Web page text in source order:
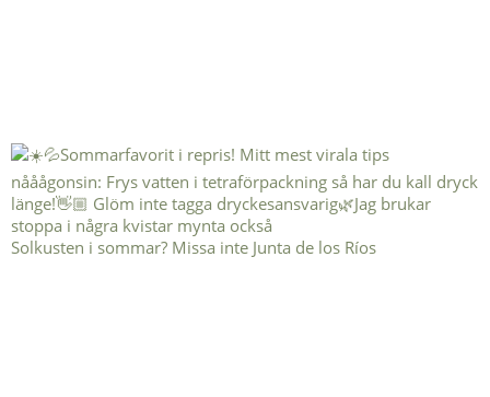
Solkusten i sommar? Missa inte Junta de los Ríos